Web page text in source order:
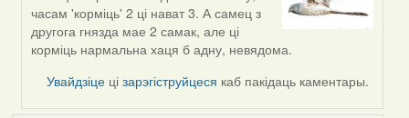
to
by
ZNR
часам 'корміць' 2 ці нават 3. А самец з
другога гнязда мае 2 самак, але ці
корміць нармальна хаця б адну, невядома.
Увайдзіце цізарэгіструйцеся каб пакідаць каментары.